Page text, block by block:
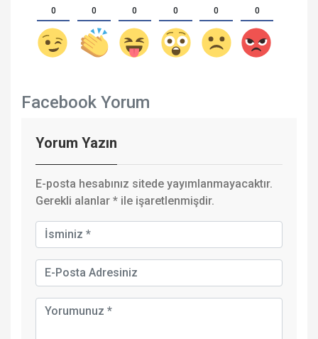
0 0 0 0 0 0
Facebook Yorum
Yorum Yazın
E-posta hesabınız sitede yayımlanmayacaktır.
Gerekli alanlar * ile işaretlenmişdir.